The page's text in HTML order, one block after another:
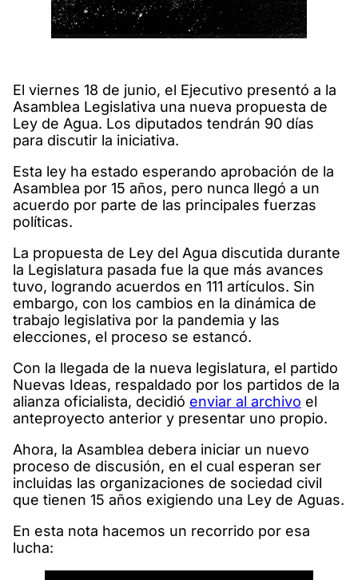
El viernes 18 de junio, el Ejecutivo presentó a la
Asamblea Legislativa una nueva propuesta de
Ley de Agua. Los diputados tendrán 90 días
para discutir la iniciativa.
Esta ley ha estado esperando aprobación de la
Asamblea por 15 años, pero nunca llegó a un
acuerdo por parte de las principales fuerzas
políticas.
La propuesta de Ley del Agua discutida durante
la Legislatura pasada fue la que más avances
tuvo, logrando acuerdos en 111 artículos. Sin
embargo, con los cambios en la dinámica de
trabajo legislativa por la pandemia y las
elecciones, el proceso se estancó.
Con la llegada de la nueva legislatura, el partido
Nuevas Ideas, respaldado por los partidos de la
alianza oficialista, decidió enviar al archivo el
anteproyecto anterior y presentar uno propio.
Ahora, la Asamblea debera iniciar un nuevo
proceso de discusión, en el cual esperan ser
incluidas las organizaciones de sociedad civil
que tienen 15 años exigiendo una Ley de Aguas.
En esta nota hacemos un recorrido por esa
lucha: